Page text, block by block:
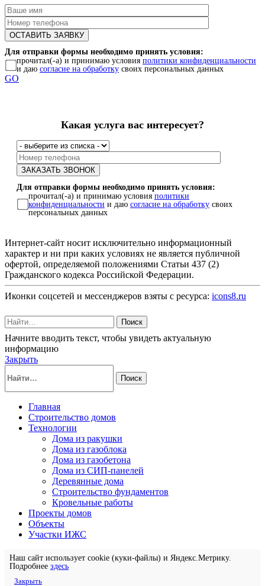
Для отправки формы необходимо принять условия:
прочитал(-а) и принимаю условия политики конфиденциальности
и даю согласие на обработку своих персональных данных
GO
Какая услуга вас интересует?
Для отправки формы необходимо принять условия:
прочитал(-а) и принимаю условия политики
конфиденциальности и даю согласие на обработку своих
персональных данных
Интернет-сайт носит исключительно информационный
характер и ни при каких условиях не является публичной
офертой, определяемой положениями Статьи 437 (2)
Гражданского кодекса Российской Федерации.
Иконки соцсетей и мессенджеров взяты с ресурса: icons8.ru
Поиск
Начните вводить текст, чтобы увидеть актуальную
информацию
Закрыть
Поиск
Главная
Строительство домов
Технологии
Дома из ракушки
Дома из газоблока
Дома из газобетона
Дома из СИП-панелей
Деревянные дома
Строительство фундаментов
Кровельные работы
Проекты домов
Объекты
Участки ИЖС
Наш сайт использует cookie (куки-файлы) и Яндекс.Метрику.
Подробнее здесь
Закрыть